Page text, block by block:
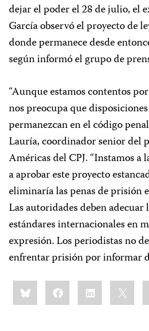
dejar el poder el 28 de julio, el
García observó el proyecto de
donde permanece desde
según informó el grupo de
“Aunque estamos contentos
nos preocupa que
permanezcan en el código
Lauría, coordinador senior del
Américas del CPJ. “Instamos a
a aprobar este proyecto
eliminaría las penas de prisión
Las autoridades deben
estándares internacionales en
expresión. Los periodistas no
enfrentar prisión por informar
Share
this:BlueskyFacebookLinkedIn